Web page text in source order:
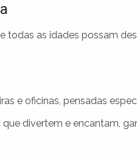
todas as idades possam
e oficinas, pensadas
que divertem e encantam,